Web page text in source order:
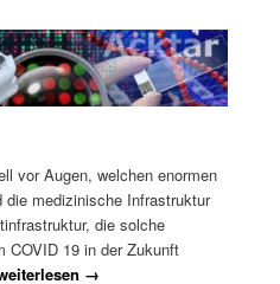
vor Augen, welchen enormen
die medizinische Infrastruktur
die solche
COVID 19 in der Zukunft
→